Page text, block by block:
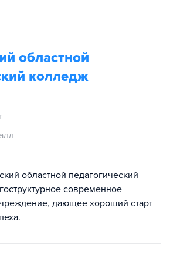
областной
колледж
областной педагогический
современное
дающее хороший старт